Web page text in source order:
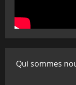
Qui sommes